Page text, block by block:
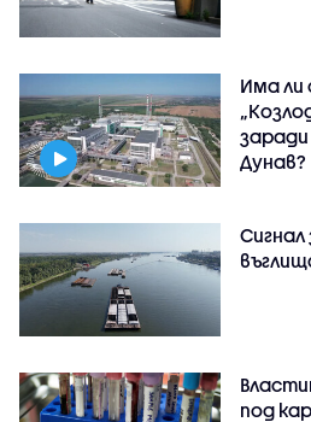
Има ли
Дунав?
Сигнал
под